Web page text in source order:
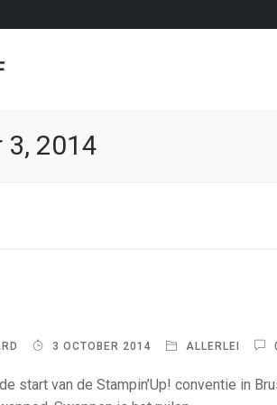
3, 2014
3 OCTOBER 2014 ALLERLEI
start van de Stampin’Up! conventie in